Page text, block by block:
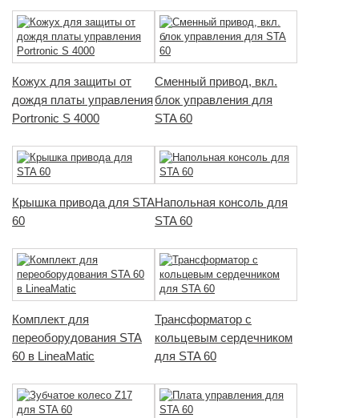
Кожух для защиты от
дождя платы управления
Portronic S 4000
Сменный привод, вкл.
блок управления для
STA 60
Крышка привода для STA
60
Напольная консоль для
STA 60
Комплект для
переоборудования STA
60 в LineaMatic
Трансформатор с
кольцевым сердечником
для STA 60